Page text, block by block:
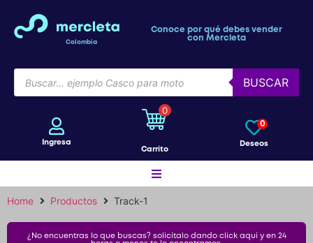
Colombia
Conoce por qué debes vender
con Mercleta
BUSCAR
Ingresa
0
Carrito
Deseos
0
Home Productos Track-1
¿No encuentras lo que buscas? solicítalo dando click aquí y en 24